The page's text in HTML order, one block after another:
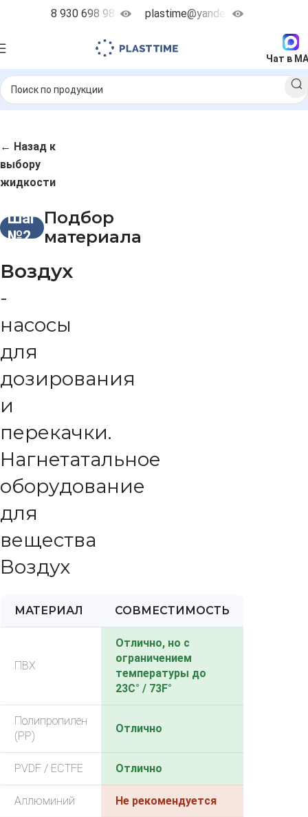
8 930 698 98 38 plastime@yandex.ru
Чат в
← Назад к
выбору
жидкости
Шаг
№2
Подбор
материала
Воздух
-
насосы
для
дозирования
и
перекачки.
Нагнетатальное
оборудование
для
вещества
Воздух
МАТЕРИАЛ СОВМЕСТИМОСТЬ
ПВХ
Отлично, но с
ограничением
температуры до
23C° / 73F°
Полипропилен
(PP)
Отлично
PVDF / ECTFE Отлично
Аллюминий Не рекомендуется